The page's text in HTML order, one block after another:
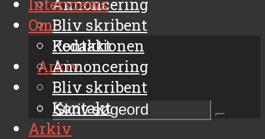
Bliv skribent
Kontakt
Arkiv
Om
Redaktionen
Annoncering
Bliv skribent
Kontakt
Arkiv